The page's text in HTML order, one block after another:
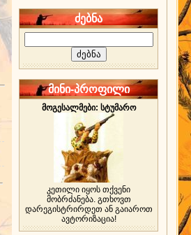
ძებნა
მინი-პროფილი
მოგესალმები: სტუმარო
კეთილი იყოს თქვენი
მობრძანება. გთხოვთ
დარეგისტრირდეთ ან გაიაროთ
ავტორიზაცია!